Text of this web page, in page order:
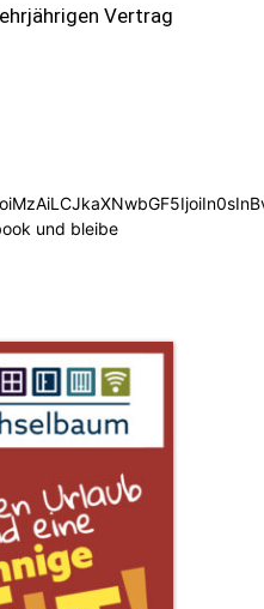
Vertrag
und bleibe